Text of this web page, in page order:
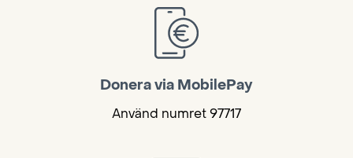
Donera via MobilePay
Använd numret 97717